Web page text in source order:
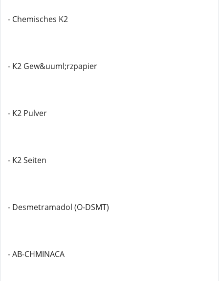
- Chemisches K2
- K2 Gew&uuml;rzpapier
- K2 Pulver
- K2 Seiten
- Desmetramadol (O-DSMT)
- AB-CHMINACA